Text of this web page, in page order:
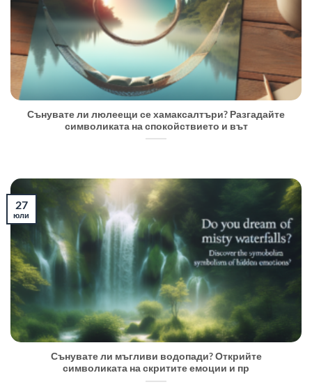
Сънувате ли люлеещи се хамаксалтъри? Разгадайте
символиката на спокойствието и вът
Сънувате ли мъгливи водопади? Открийте
символиката на скритите емоции и пр
27
юли